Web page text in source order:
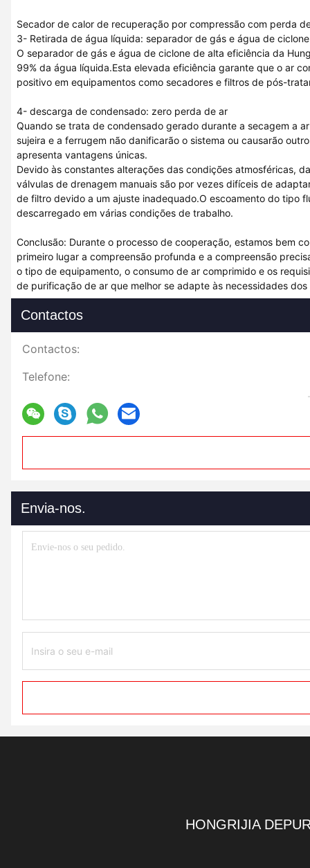
Secador de calor de recuperação por compressão com perda
3- Retirada de água líquida: separador de gás e água de
O separador de gás e água de ciclone de alta eficiência da
99% da água líquida.Esta elevada eficiência garante que o ar
positivo em equipamentos como secadores e filtros de pós-
4- descarga de condensado: zero perda de ar
Quando se trata de condensado gerado durante a secagem a
sujeira e a ferrugem não danificarão o sistema ou causarão
apresenta vantagens únicas.
Devido às constantes alterações das condições atmosféricas,
válvulas de drenagem manuais são por vezes difíceis de
de filtro devido a um ajuste inadequado.O escoamento do tipo
descarregado em várias condições de trabalho.
Conclusão: Durante o processo de cooperação, estamos bem
primeiro lugar a compreensão profunda e a compreensão
o tipo de equipamento, o consumo de ar comprimido e os
de purificação de ar que melhor se adapte às necessidades dos
Contactos
Contactos:
Telefone:
Envia-nos.
HONGRIJIA